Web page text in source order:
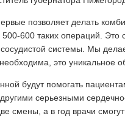
позволяет делать
500-600 таких операций.
системы. Мы
это уникальное
будут помогать
серьезными
смены, а в год врачи